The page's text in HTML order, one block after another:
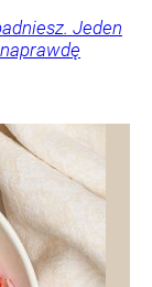
Jeden